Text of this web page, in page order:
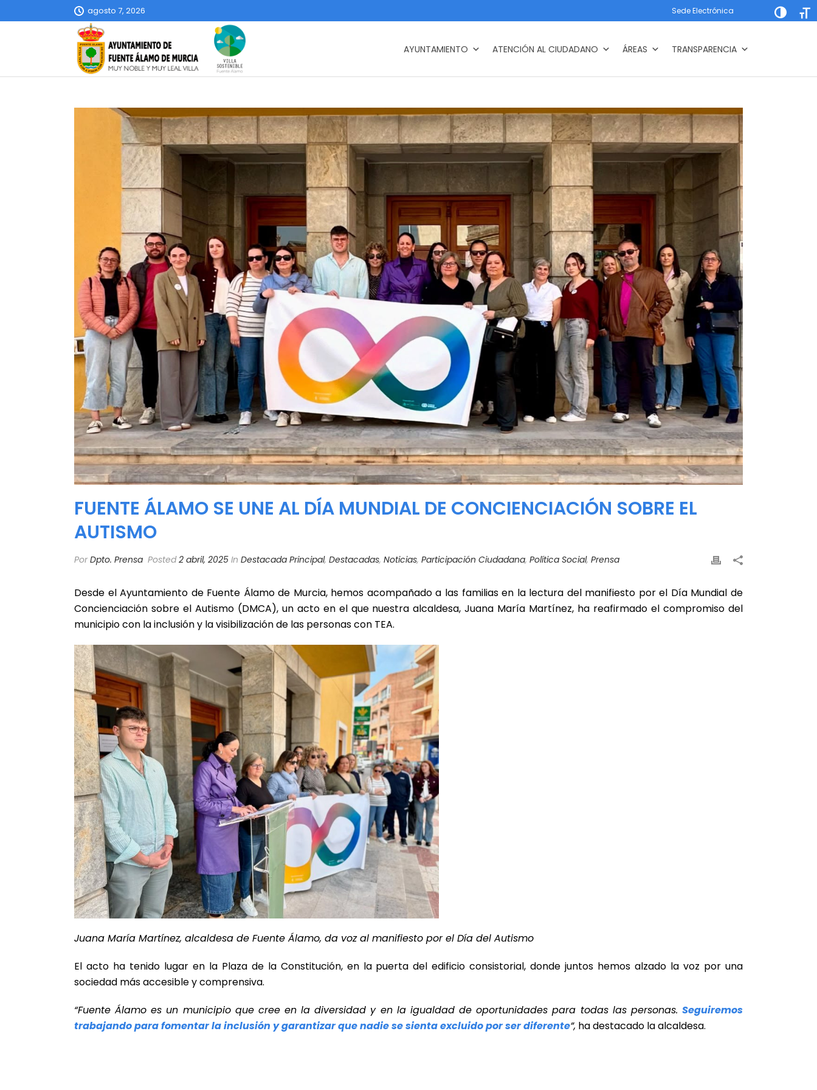
Alternar
agosto 7, 2026 Sede Electrónica
AYUNTAMIENTO ATENCIÓN AL CIUDADANO ÁREAS TRANSPARENCIA
FUENTE ÁLAMO SE UNE AL DÍA MUNDIAL DE CONCIENCIACIÓN SOBRE EL
AUTISMO
PorDpto. Prensa Posted2 abril, 2025 In Destacada Principal, Destacadas, Noticias, Participación Ciudadana, Política Social, Prensa
Desde el Ayuntamiento de Fuente Álamo de Murcia, hemos acompañado a las familias en la lectura del manifiesto por el Día Mundial de
Concienciación sobre el Autismo (DMCA), un acto en el que nuestra alcaldesa, Juana María Martínez, ha reafirmado el compromiso del
municipio con la inclusión y la visibilización de las personas con TEA.
Juana María Martínez, alcaldesa de Fuente Álamo, da voz al manifiesto por el Día del Autismo
El acto ha tenido lugar en la Plaza de la Constitución, en la puerta del edificio consistorial, donde juntos hemos alzado la voz por una
sociedad más accesible y comprensiva.
“Fuente Álamo es un municipio que cree en la diversidad y en la igualdad de oportunidades para todas las personas. Seguiremos
trabajando para fomentar la inclusión y garantizar que nadie se sienta excluido por ser diferente”, ha destacado la alcaldesa.